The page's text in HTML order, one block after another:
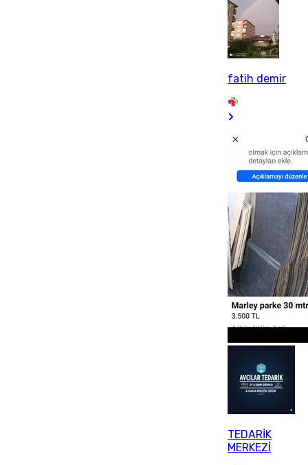
fatih demir
TEDARİK
MERKEZİ